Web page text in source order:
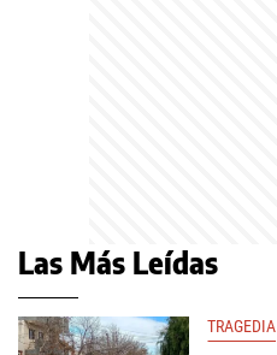
Las Más Leídas
TRAGEDIA